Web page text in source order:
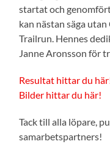
startat och
kan nästan säga
Trailrun. Hennes
Janne Aronsson för
Resultat hittar du
Bilder hittar du här!
Tack till alla löpare,
samarbetspartners!